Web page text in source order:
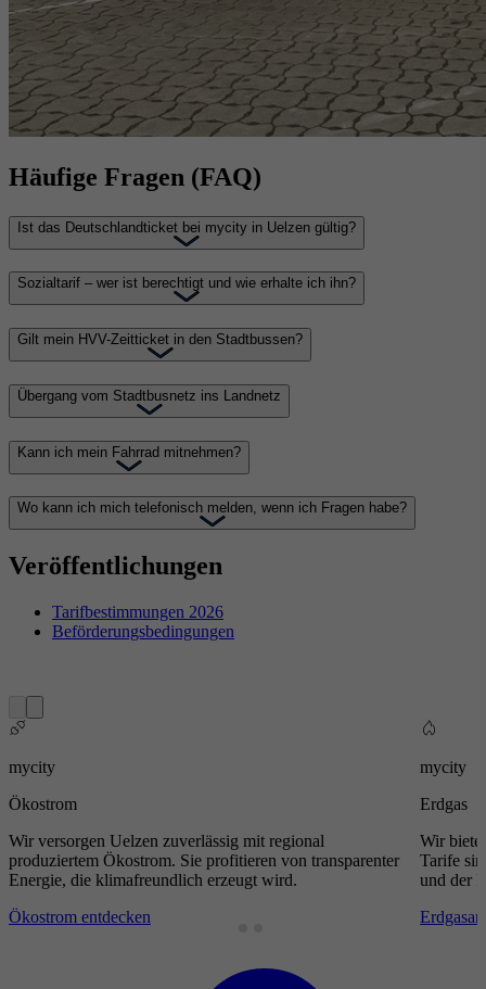
Häufige Fragen (FAQ)
Ist das Deutschlandticket bei mycity in Uelzen gültig?
Sozialtarif – wer ist berechtigt und wie erhalte ich ihn?
Gilt mein HVV-Zeitticket in den Stadtbussen?
Übergang vom Stadtbusnetz ins Landnetz
Kann ich mein Fahrrad mitnehmen?
Wo kann ich mich telefonisch melden, wenn ich Fragen habe?
Veröffentlichungen
Tarifbestimmungen 2026
Beförderungsbedingungen
mycity
Ökostrom
Wir versorgen Uelzen zuverlässig mit regional
produziertem Ökostrom. Sie profitieren von transparenter
Energie, die klimafreundlich erzeugt wird.
Ökostrom entdecken
mycity
Erdgas
Wir
Tarife
und der